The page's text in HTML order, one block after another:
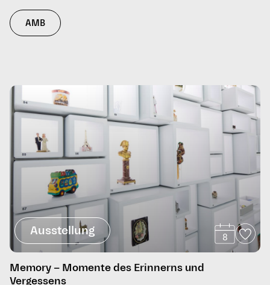
AMB
Ausstellung 8
Memory – Momente des Erinnerns und
Vergessens